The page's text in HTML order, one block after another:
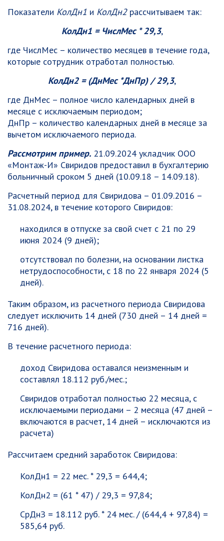
Показатели КолДн1 и КолДн2 рассчитываем так:
КолДн1 = ЧислМес * 29,3,
где ЧислМес – количество месяцев в течение года,
которые сотрудник отработал полностью.
КолДн2= (ДнМес *ДнПр) / 29,3,
где ДнМес – полное число календарных дней в
месяце с исключаемым периодом;
ДнПр – количество календарных дней в месяце за
вычетом исключаемого периода.
Рассмотрим пример. 21.09.2024 укладчик ООО
«Монтаж-И» Свиридов предоставил в бухгалтерию
больничный сроком 5 дней (10.09.18 – 14.09.18).
Расчетный период для Свиридова – 01.09.2016 –
31.08.2024, в течение которого Свиридов:
находился в отпуске за свой счет с 21 по 29
июня 2024 (9 дней);
отсутствовал по болезни, на основании листка
нетрудоспособности, с 18 по 22 января 2024 (5
дней).
Таким образом, из расчетного периода Свиридова
следует исключить 14 дней (730 дней – 14 дней =
716 дней).
В течение расчетного периода:
доход Свиридова оставался неизменным и
составлял 18.112 руб./мес.;
Свиридов отработал полностью 22 месяца, с
исключаемыми периодами – 2 месяца (47 дней –
включаются в расчет, 14 дней – исключаются из
расчета)
Рассчитаем средний заработок Свиридова:
КолДн1 = 22 мес. * 29,3 = 644,4;
КолДн2 = (61 * 47) / 29,3 = 97,84;
СрДнЗ = 18.112 руб. * 24 мес. / (644,4 + 97,84) =
585,64 руб.